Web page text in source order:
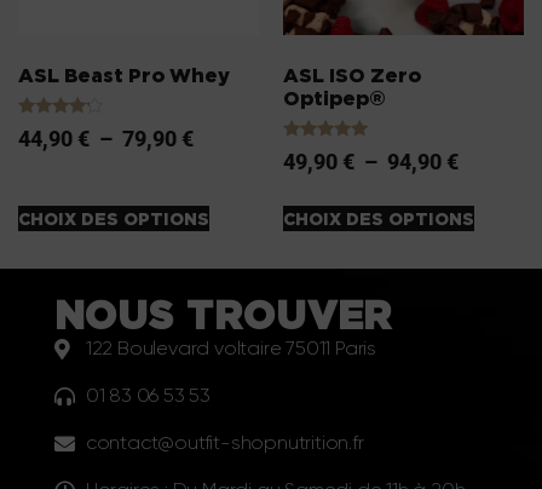
ASL Beast Pro Whey
Note
4.00
44,90 € – 79,90 €
CHOIX DES OPTIONS
ASL ISO Zero
Optipep®
Note
5.00
49,90 € – 94,90 €
CHOIX DES OPTIONS
NOUS TROUVER
122 Boulevard voltaire 75011 Paris
01 83 06 53 53
contact@outfit-shopnutrition.fr